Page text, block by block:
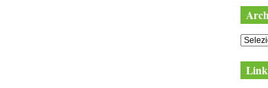
Archivi
Link